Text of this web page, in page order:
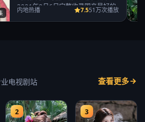
2021年8月6日完整收录国产最好的
内地热播 7.551万次播放
电视剧站 查看更多
2 3